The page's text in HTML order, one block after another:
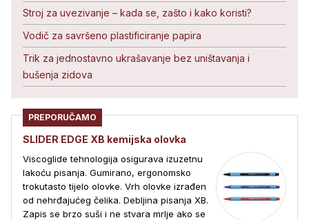
Stroj za uvezivanje – kada se, zašto i kako koristi?
Vodič za savršeno plastificiranje papira
Trik za jednostavno ukrašavanje bez uništavanja i
bušenja zidova
PREPORUČAMO
SLIDER EDGE XB kemijska olovka
Viscoglide tehnologija osigurava izuzetnu
lakoću pisanja. Gumirano, ergonomsko
trokutasto tijelo olovke. Vrh olovke izrađen
od nehrđajućeg čelika. Debljina pisanja XB.
Zapis se brzo suši i ne stvara mrlje ako se